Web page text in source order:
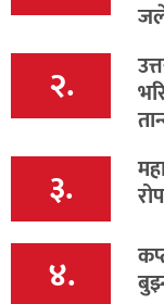
२.
३.
४.